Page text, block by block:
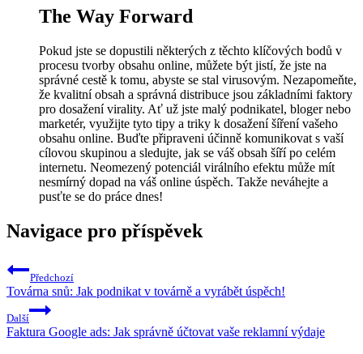
The Way Forward
Pokud jste se dopustili některých z těchto klíčových bodů v
procesu tvorby obsahu online, můžete být jistí, že jste na
správné cestě k tomu, abyste se stal virusovým. Nezapomeňte,
že kvalitní obsah a správná distribuce jsou základními faktory
pro dosažení virality. Ať už jste malý podnikatel, bloger nebo
marketér, využijte tyto tipy a triky k dosažení šíření vašeho
obsahu online. Buďte připraveni účinně komunikovat s vaší
cílovou skupinou a sledujte, jak se váš obsah šíří po celém
internetu. Neomezený potenciál virálního efektu může mít
nesmírný dopad na váš online úspěch. Takže neváhejte a
pusťte se do práce dnes!
Navigace pro příspěvek
Předchozí
Továrna snů: Jak podnikat v továrně a vyrábět úspěch!
Další
Faktura Google ads: Jak správně účtovat vaše reklamní výdaje